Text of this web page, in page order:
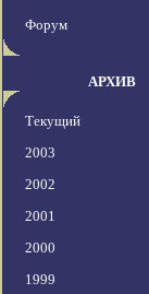
Форум
АРХИВ
Текущий
2003
2002
2001
2000
1999